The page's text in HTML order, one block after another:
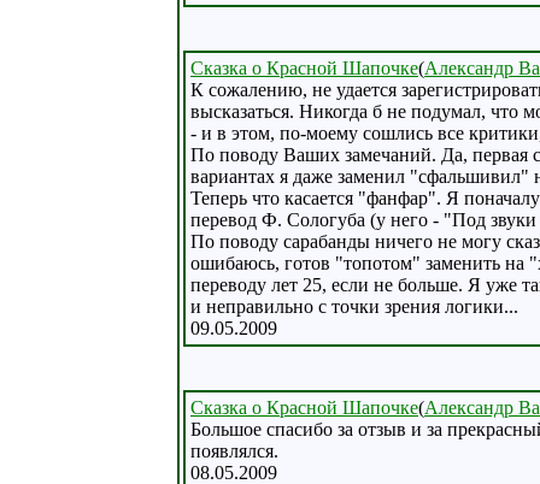
Сказка о Красной Шапочке(Александр
К сожалению, не удается
высказаться. Никогда б не подумал, что
- и в этом, по-моему сошлись все
По поводу Ваших замечаний. Да, первая
вариантах я даже заменил "сфальшивил"
Теперь что касается "фанфар". Я
перевод Ф. Сологуба (у него - "Под звуки
По поводу сарабанды ничего не могу
ошибаюсь, готов "топотом" заменить на
переводу лет 25, если не больше. Я уже
и неправильно с точки зрения логики...
09.05.2009
Сказка о Красной Шапочке(Александр
Большое спасибо за отзыв и за
появлялся.
08.05.2009